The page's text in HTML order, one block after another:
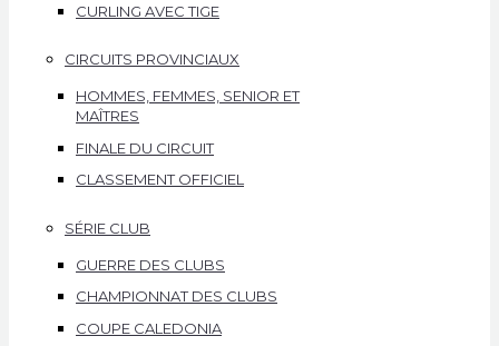
CURLING AVEC TIGE
CIRCUITS PROVINCIAUX
HOMMES, FEMMES, SENIOR ET
MAÎTRES
FINALE DU CIRCUIT
CLASSEMENT OFFICIEL
SÉRIE CLUB
GUERRE DES CLUBS
CHAMPIONNAT DES CLUBS
COUPE CALEDONIA